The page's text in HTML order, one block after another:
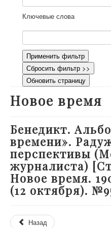
Контакты
Ключевые слова
Применить фильтр
Сбросить фильтр >>
Обновить страницу
Новое время
Бенедикт.
времени».
перспективы
журналиста)
Новое время.
(12 октября).
Назад